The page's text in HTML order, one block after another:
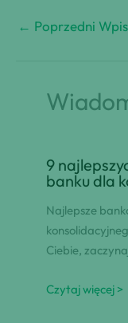
← Poprzedni Wpis
9
banku dla
Najlepsze
Ciebie,
Czytaj więcej >